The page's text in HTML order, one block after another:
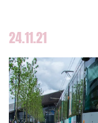
24.11.21